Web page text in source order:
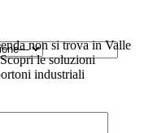
non si trova in Valle
le soluzioni
industriali